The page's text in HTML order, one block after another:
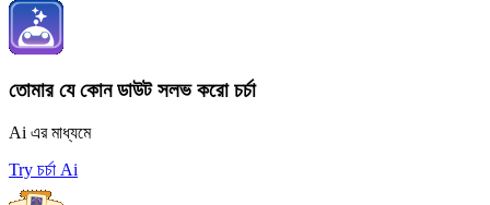
তোমার যে কোন ডাউট সলভ করো চর্চা
Ai এর মাধ্যমে
Try চর্চা Ai